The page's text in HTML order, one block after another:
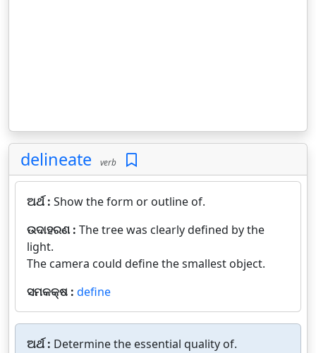
delineate verb
ଅର୍ଥ : Show the form or outline of.
ଉଦାହରଣ : The tree was clearly defined by the
light.
The camera could define the smallest object.
ସମକକ୍ଷ : define
ଅର୍ଥ : Determine the essential quality of.